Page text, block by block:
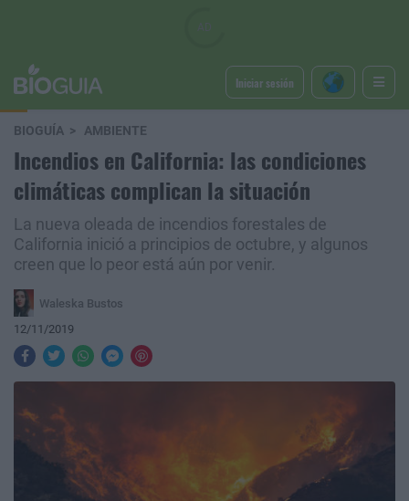
Iniciar sesión
BIOGUÍA AMBIENTE
Incendios en California: las condiciones
climáticas complican la situación
La nueva oleada de incendios forestales de
California inició a principios de octubre, y algunos
creen que lo peor está aún por venir.
Waleska Bustos
12/11/2019